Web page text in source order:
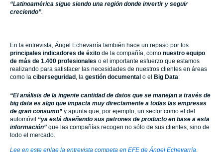
“Latinoamérica sigue siendo una región donde invertir y seguir
creciendo”.
En la entrevista, Ángel Echevarría también hace un repaso por los
principales indicadores de éxito de la compañía, como nuestro equipo
de más de 1.400 profesionales o el importante esfuerzo que estamos
realizando para satisfacer las necesidades de nuestros clientes en áreas
como la ciberseguridad , la gestión documental o el Big Data:
“El análisis de la ingente cantidad de datos que se manejan a través de
big data es algo que impacta muy directamente a todas las empresas
de gran consumo” y apunta que, por ejemplo, un sector como el del
automóvil “ya está diseñando sus patrones de producto en base a esta
información” que las compañías recogen no sólo de sus clientes, sino de
todo el mercado.
Lee en este enlae la entrevista competa en EFE de Ángel Echevarría